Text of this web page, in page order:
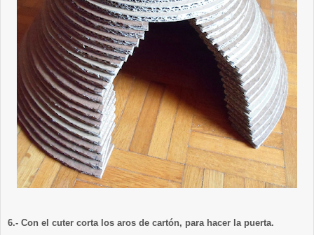
6.- Con el cuter corta los aros de cartón, para hacer la puerta.